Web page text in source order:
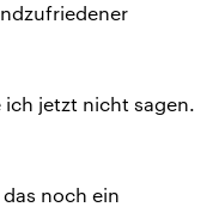
jetzt nicht sagen.
noch ein